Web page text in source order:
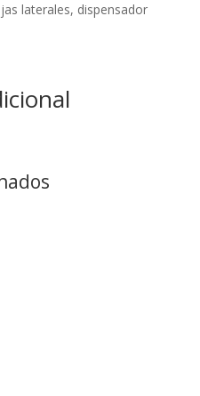
laterales, dispensador